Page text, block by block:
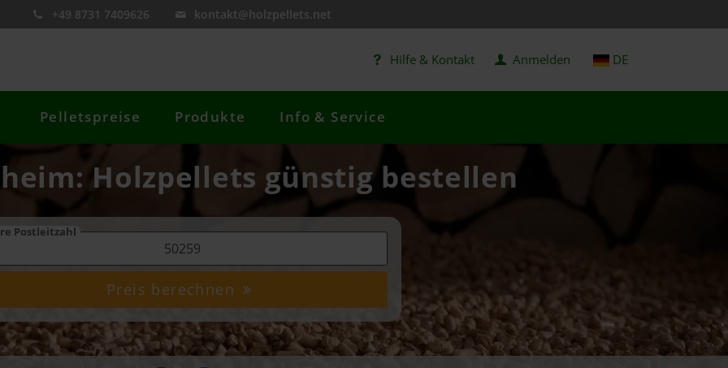
+49 8731 7409626 kontakt@holzpellets.net
Hilfe & Kontakt Anmelden DE
Pelletspreise Produkte Info & Service
Holzpellets günstig bestellen
Postleitzahl
Preis berechnen